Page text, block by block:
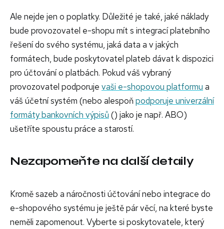
Ale nejde jen o poplatky. Důležité je také, jaké náklady
bude provozovatel e-shopu mít s integrací platebního
řešení do svého systému, jaká data a v jakých
formátech, bude poskytovatel plateb dávat k dispozici
pro účtování o platbách. Pokud váš vybraný
provozovatel podporuje vaši e-shopovou platformu a
váš účetní systém (nebo alespoňpodporuje univerzální
formáty bankovních výpisů() jako je např. ABO)
ušetříte spoustu práce a starostí.
Nezapomeňte na další detaily
Kromě sazeb a náročnosti účtování nebo integrace do
e-shopového systému je ještě pár věcí, na které byste
neměli zapomenout. Vyberte si poskytovatele, který